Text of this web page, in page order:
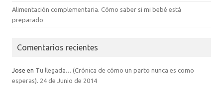
Alimentación complementaria. Cómo saber si mi bebé está
preparado
Comentarios recientes
Jose en Tu llegada… (Crónica de cómo un parto nunca es como
esperas). 24 de Junio de 2014